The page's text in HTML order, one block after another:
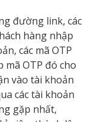
đường link, các
hàng nhập
các mã OTP
mã OTP đó cho
vào tài khoản
các tài khoản
gặp nhất,